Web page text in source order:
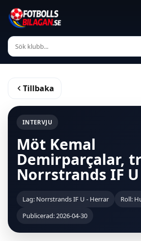
Tillbaka
INTERVJU
Möt Kemal
Demirparçalar,
Norrstrands IF U
Lag: Norrstrands IF U - Herrar
Roll:
Publicerad: 2026-04-30